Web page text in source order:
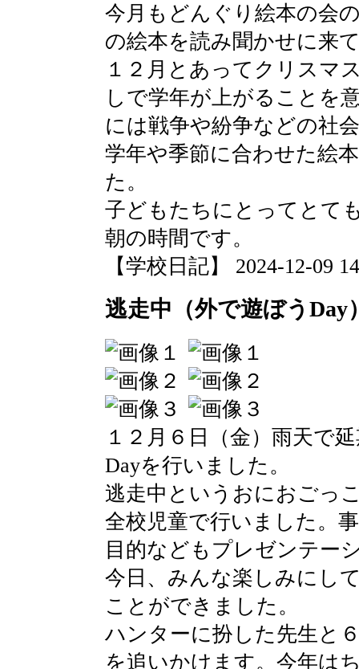
今月もどんぐり絵本の会
の絵本を読み聞かせに来
１２月とあってクリスマ
しで学年が上がることを
には戦争や紛争などの社
学年や季節に合わせた絵
た。
子どもたちにとってとて
朝の時間です。
【学校日記】 2024-12-09
逃走中（外で遊ぼうDay
１２月６日（金）雨天で
Dayを行いました。
逃走中というおにおごっ
全校児童で行いました。
目的などもプレゼンテー
今日、みんな楽しみにし
ことができました。
ハンターに扮した先生と
を追いかけます。今年は